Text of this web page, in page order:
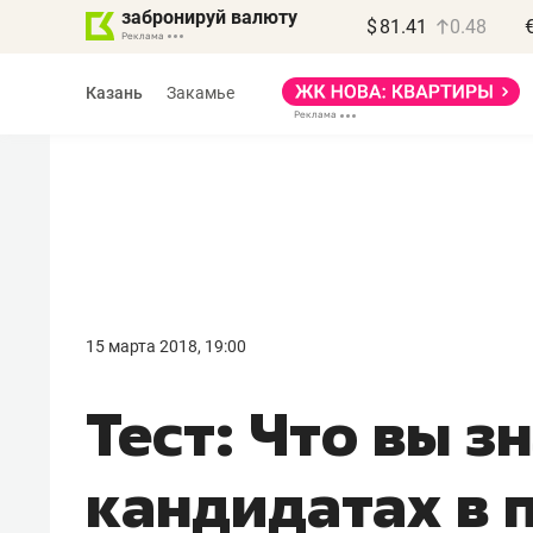
забронируй валюту $ 81.41 0.48
Казань Закамье
15 марта 2018, 19:00
Тест: Что вы
кандидатах в
правил, бизнес может
потерять минимум